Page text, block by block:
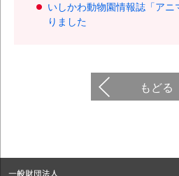
いしかわ動物園情報誌「ア
りました
もどる